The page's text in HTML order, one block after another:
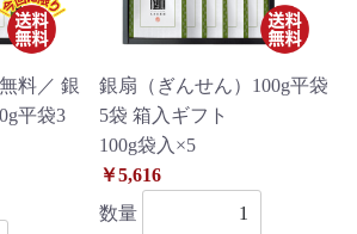
料／ 銀
平袋3
銀扇（ぎんせん）100g平袋
5袋 箱入ギフト
100g袋入×5
￥5,616
数量